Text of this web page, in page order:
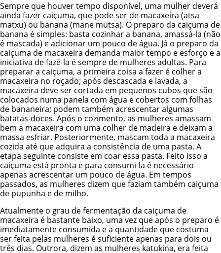
Sempre que houver tempo disponível, uma mulher deverá
ainda fazer caiçuma, que pode ser de macaxeira (atsa
matxu) ou banana (mane mutsa). O preparo da caiçuma de
banana é simples: basta cozinhar a banana, amassá-la (não
é mascada) e adicionar um pouco de água. Já o preparo da
caiçuma de macaxeira demanda maior tempo e esforço e a
iniciativa de fazê-la é sempre de mulheres adultas. Para
preparar a caiçuma, a primeira coisa a fazer é colher a
macaxeira no roçado; após descascada e lavada, a
macaxeira deve ser cortada em pequenos cubos que são
colocados numa panela com água e cobertos com folhas
de bananeira; podem também acrescentar algumas
batatas-doces. Após o cozimento, as mulheres amassam
bem a macaxeira com uma colher de madeira e deixam a
massa esfriar. Posteriormente, mascam toda a macaxeira
cozida até que adquira a consistência de uma pasta. A
etapa seguinte consiste em coar essa pasta. Feito isso a
caiçuma está pronta e para consumi-la é necessário
apenas acrescentar um pouco de água. Em tempos
passados, as mulheres dizem que faziam também caiçuma
de pupunha e de milho.
Atualmente o grau de fermentação da caiçuma de
macaxeira é bastante baixo, uma vez que após o preparo é
imediatamente consumida e a quantidade que costuma
ser feita pelas mulheres é suficiente apenas para dois ou
três dias. Outrora, dizem as mulheres katukina, era feita